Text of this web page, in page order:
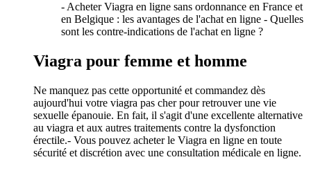
- Acheter Viagra en ligne sans ordonnance en France et
en Belgique : les avantages de l'achat en ligne - Quelles
sont les contre-indications de l'achat en ligne ?
Viagra pour femme et homme
Ne manquez pas cette opportunité et commandez dès
aujourd'hui votre viagra pas cher pour retrouver une vie
sexuelle épanouie. En fait, il s'agit d'une excellente alternative
au viagra et aux autres traitements contre la dysfonction
érectile.- Vous pouvez acheter le Viagra en ligne en toute
sécurité et discrétion avec une consultation médicale en ligne.